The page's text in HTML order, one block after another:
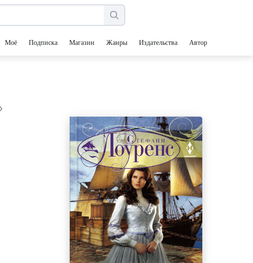
Моё Подписка Магазин Жанры Издательства Авторы